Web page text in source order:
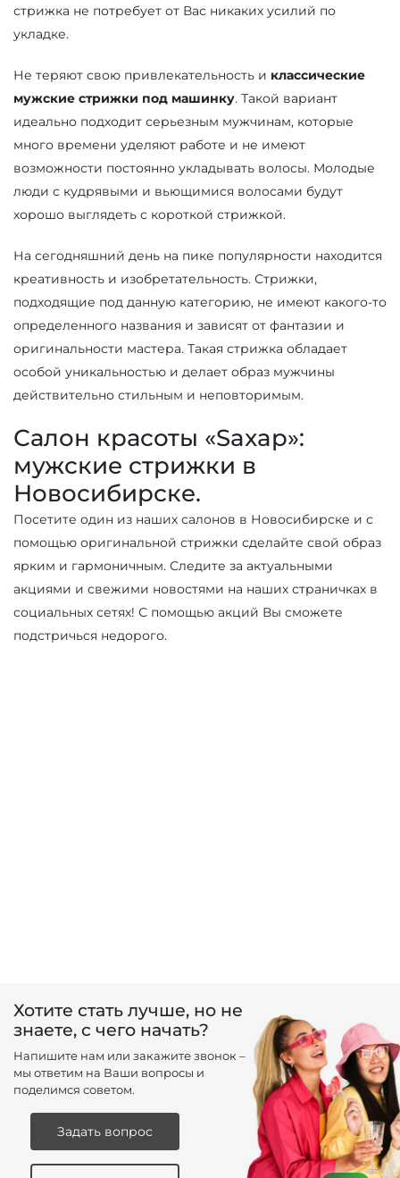
стрижка не потребует от Вас никаких усилий по
укладке.
Не теряют свою привлекательность и классические
мужские стрижки под машинку. Такой вариант
идеально подходит серьезным мужчинам, которые
много времени уделяют работе и не имеют
возможности постоянно укладывать волосы. Молодые
люди с кудрявыми и вьющимися волосами будут
хорошо выглядеть с короткой стрижкой.
На сегодняшний день на пике популярности находится
креативность и изобретательность. Стрижки,
подходящие под данную категорию, не имеют какого-то
определенного названия и зависят от фантазии и
оригинальности мастера. Такая стрижка обладает
особой уникальностью и делает образ мужчины
действительно стильным и неповторимым.
Салон красоты «Saxap»:
мужские стрижки в
Новосибирске.
Посетите один из наших салонов в Новосибирске и с
помощью оригинальной стрижки сделайте свой образ
ярким и гармоничным. Следите за актуальными
акциями и свежими новостями на наших страничках в
социальных сетях! С помощью акций Вы сможете
подстричься недорого.
Хотите стать лучше, но не
знаете, с чего начать?
Напишите нам или закажите звонок –
мы ответим на Ваши вопросы и
поделимся советом.
Задать вопрос